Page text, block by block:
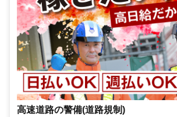
高速道路の警備(道路規制)